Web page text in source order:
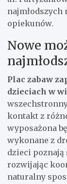
opiekunów.
Nowe
Plac zabaw
dzieciach w
kontakt z
wyposażona
wykonane z
dzieci
rozwijając
naturalny